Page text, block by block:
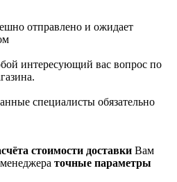
отправлено и ожидает
интересующий вас вопрос по
специалисты обязательно
стоимости доставки Вам
точные параметры